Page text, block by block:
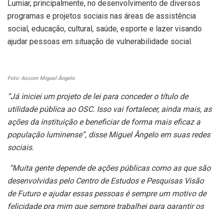
Lumiar, principalmente, no desenvolvimento de diversos
programas e projetos sociais nas áreas de assistência
social, educação, cultural, saúde, esporte e lazer visando
ajudar pessoas em situação de vulnerabilidade social.
Foto: Ascom Miguel Ângelo
“Já iniciei um projeto de lei para conceder o título de
utilidade pública ao OSC. Isso vai fortalecer, ainda mais, as
ações da instituição e beneficiar de forma mais eficaz a
população luminense”, disse Miguel Ângelo em suas redes
sociais.
“Muita gente depende de ações públicas como as que são
desenvolvidas pelo Centro de Estudos e Pesquisas Visão
de Futuro e ajudar essas pessoas é sempre um motivo de
felicidade pra mim que sempre trabalhei para garantir os